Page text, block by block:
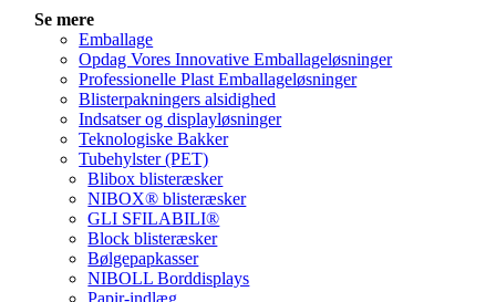
Se mere
Emballage
Opdag Vores Innovative Emballageløsninger
Professionelle Plast Emballageløsninger
Blisterpakningers alsidighed
Indsatser og displayløsninger
Teknologiske Bakker
Tubehylster (PET)
Blibox blisteræsker
NIBOX® blisteræsker
GLI SFILABILI®
Block blisteræsker
Bølgepapkasser
NIBOLL Borddisplays